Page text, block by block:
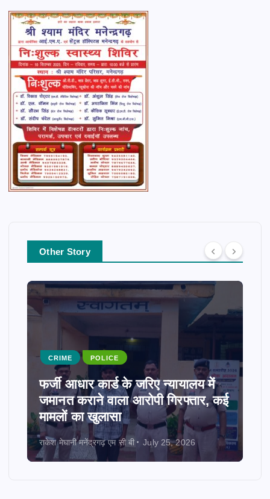
Other Story
CRIME POLICE
फर्जी आधार कार्ड के जरिए न्यायालय में
जमानत कराने वाला आरोपी गिरफ्तार, कई
मामलों का खुलासा
राकेश मेघानी मनेंद्रगढ़ एम सी बी July 25, 2026